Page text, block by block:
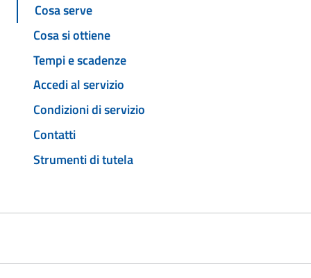
Cosa serve
Cosa si ottiene
Tempi e scadenze
Accedi al servizio
Condizioni di servizio
Contatti
Strumenti di tutela